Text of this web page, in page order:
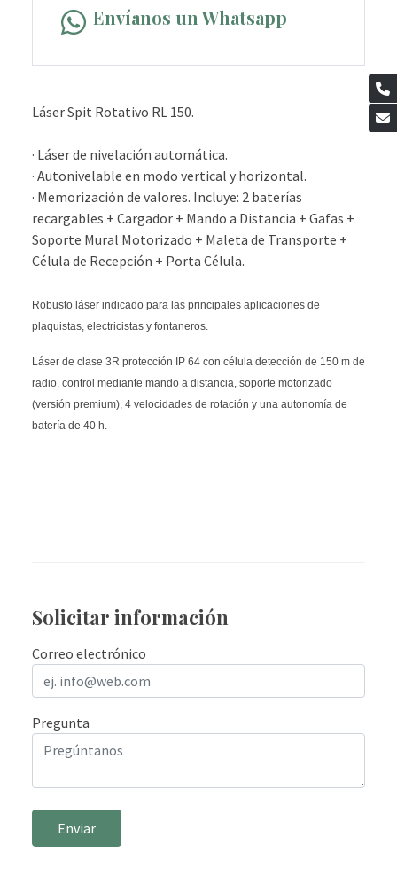
Envíanos un Whatsapp
Láser Spit Rotativo RL 150.
· Láser de nivelación automática.
· Autonivelable en modo vertical y horizontal.
· Memorización de valores. Incluye: 2 baterías
recargables + Cargador + Mando a Distancia + Gafas +
Soporte Mural Motorizado + Maleta de Transporte +
Célula de Recepción + Porta Célula.
Robusto láser indicado para las principales aplicaciones de
plaquistas, electricistas y fontaneros.
Láser de clase 3R protección IP 64 con célula detección de 150 m de
radio, control mediante mando a distancia, soporte motorizado
(versión premium), 4 velocidades de rotación y una autonomía de
batería de 40 h.
Solicitar información
Correo electrónico
Pregunta
Enviar